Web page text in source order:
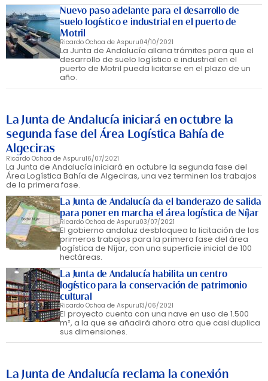
Nuevo paso adelante para el desarrollo de
suelo logístico e industrial en el puerto de
Motril
Ricardo Ochoa de Aspuru04/10/2021
La Junta de Andalucía allana trámites para que el
desarrollo de suelo logístico e industrial en el
puerto de Motril pueda licitarse en el plazo de un
año.
La Junta de Andalucía iniciará en octubre la
segunda fase del Área Logística Bahía de
Algeciras
Ricardo Ochoa de Aspuru16/07/2021
La Junta de Andalucía iniciará en octubre la segunda fase del
Área Logística Bahía de Algeciras, una vez terminen los trabajos
de la primera fase.
La Junta de Andalucía da el banderazo de salida
para poner en marcha el área logística de Níjar
Ricardo Ochoa de Aspuru03/07/2021
El gobierno andaluz desbloquea la licitación de los
primeros trabajos para la primera fase del área
logística de Níjar, con una superficie inicial de 100
hectáreas.
La Junta de Andalucía habilita un centro
logístico para la conservación de patrimonio
cultural
Ricardo Ochoa de Aspuru13/06/2021
El proyecto cuenta con una nave en uso de 1.500
m², a la que se añadirá ahora otra que casi duplica
sus dimensiones.
La Junta de Andalucía reclama la conexión